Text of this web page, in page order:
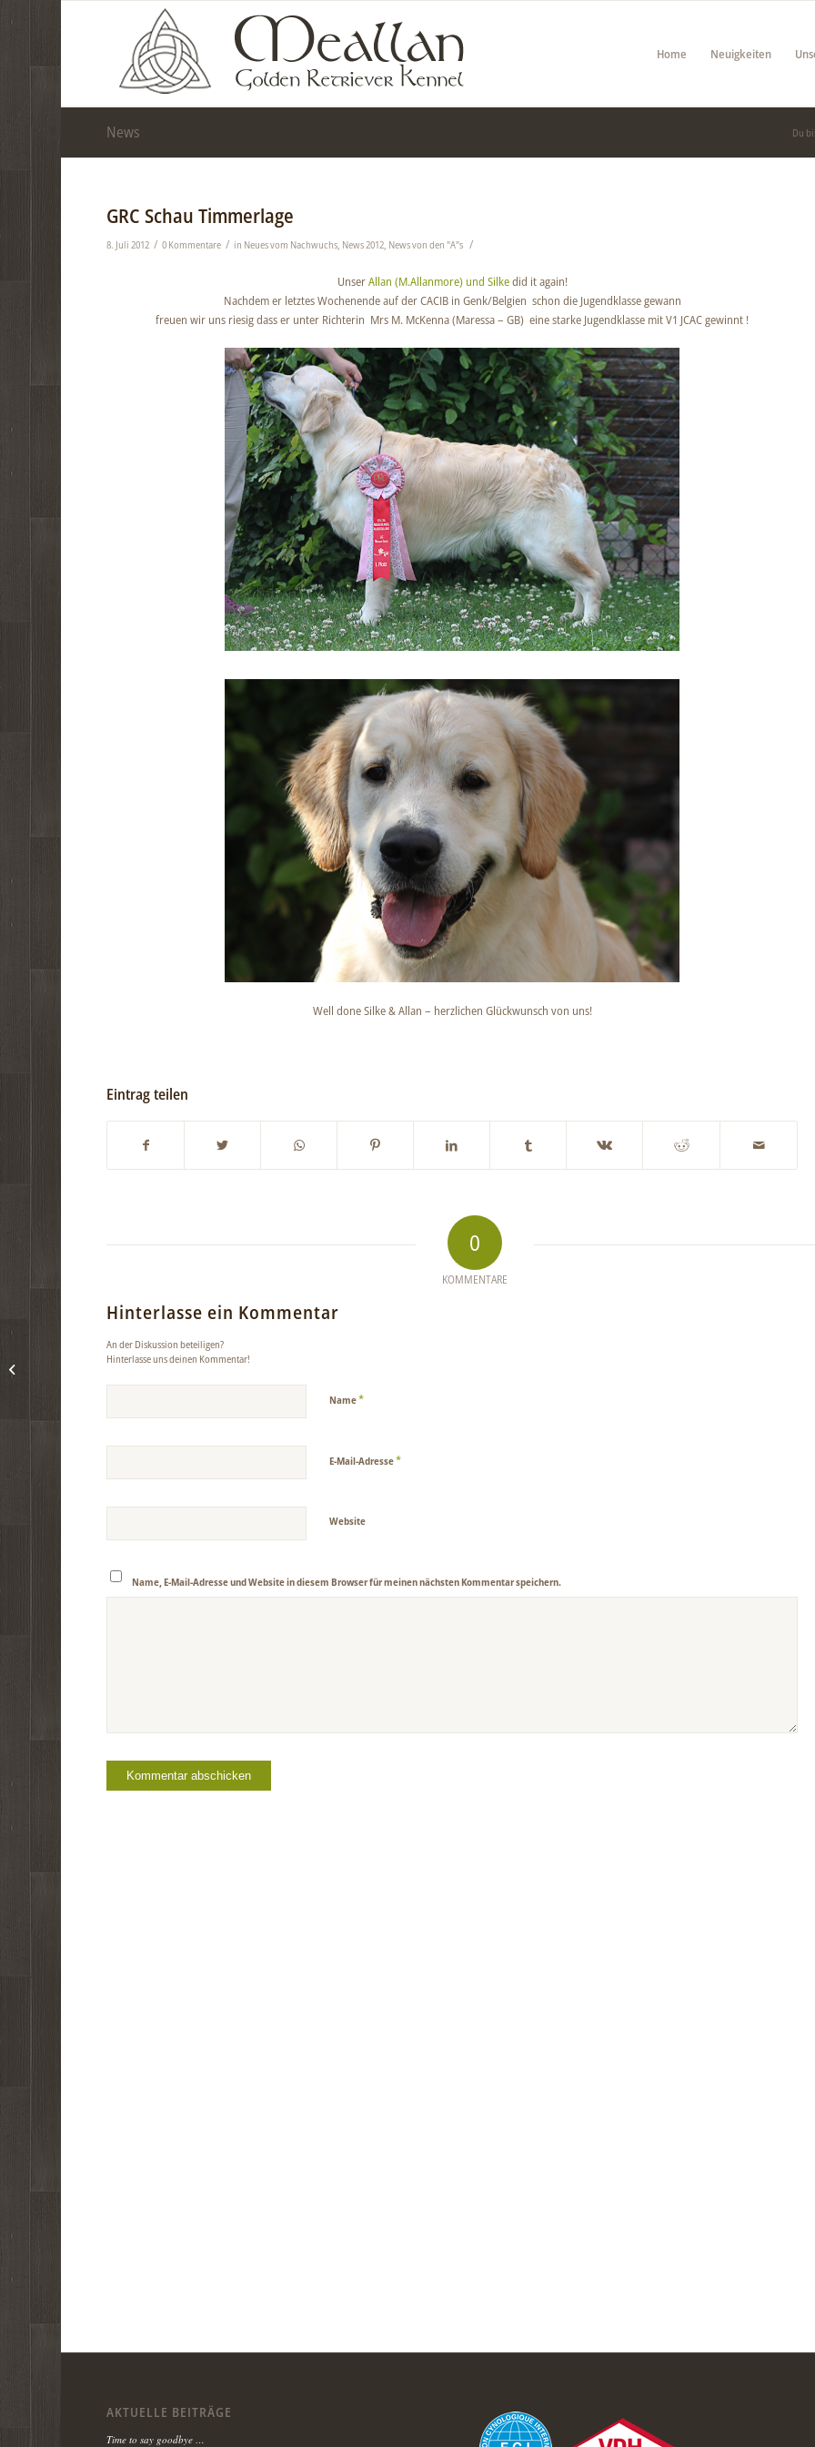
Home Neuigkeiten
News Du
GRC Schau Timmerlage
8. Juli 2012 / 0 Kommentare / in Neues vom Nachwuchs, News 2012, News von den "A"s /
UnserAllan (M.Allanmore) und Silkedid it again!
Nachdem er letztes Wochenende auf der CACIB in Genk/Belgien schon die Jugendklasse gewann
freuen wir uns riesig dass er unter Richterin Mrs M. McKenna (Maressa – GB) eine starke Jugendklasse mit V1 JCAC gewinnt !
Well done Silke & Allan – herzlichen Glückwunsch von uns!
Eintrag teilen
0
KOMMENTARE
Hinterlasse ein Kommentar
An der Diskussion beteiligen?
Hinterlasse uns deinen Kommentar!
Name*
E-Mail-Adresse*
Website
Name, E-Mail-Adresse und Website in diesem Browser für meinen nächsten Kommentar speichern.
AKTUELLE BEITRÄGE
Time to say goodbye …
Die vierte Woche der Zimtschnecken